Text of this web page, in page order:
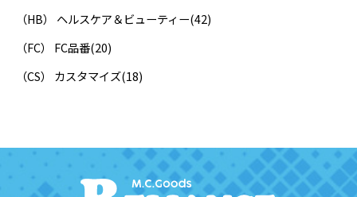
（HB） ヘルスケア＆ビューティー(42)
（FC） FC品番(20)
（CS） カスタマイズ(18)